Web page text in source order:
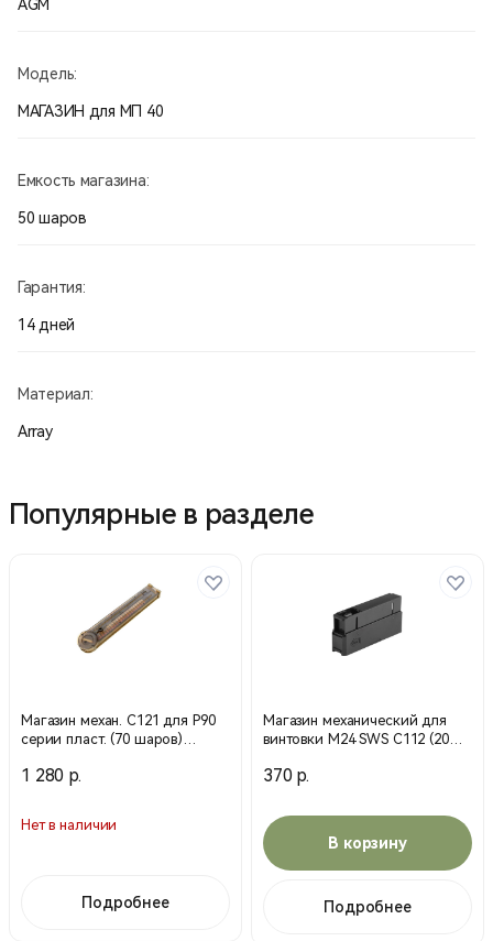
AGM
Модель:
МАГАЗИН для МП 40
Емкость магазина:
50 шаров
Гарантия:
14 дней
Материал:
Array
Популярные в разделе
Магазин механ. С121 для P90
серии пласт. (70 шаров)
1 280 р.
Нет в наличии
Подробнее
Магазин механический для
винтовки M24 SWS С112 (20
370 р.
В корзину
Подробнее